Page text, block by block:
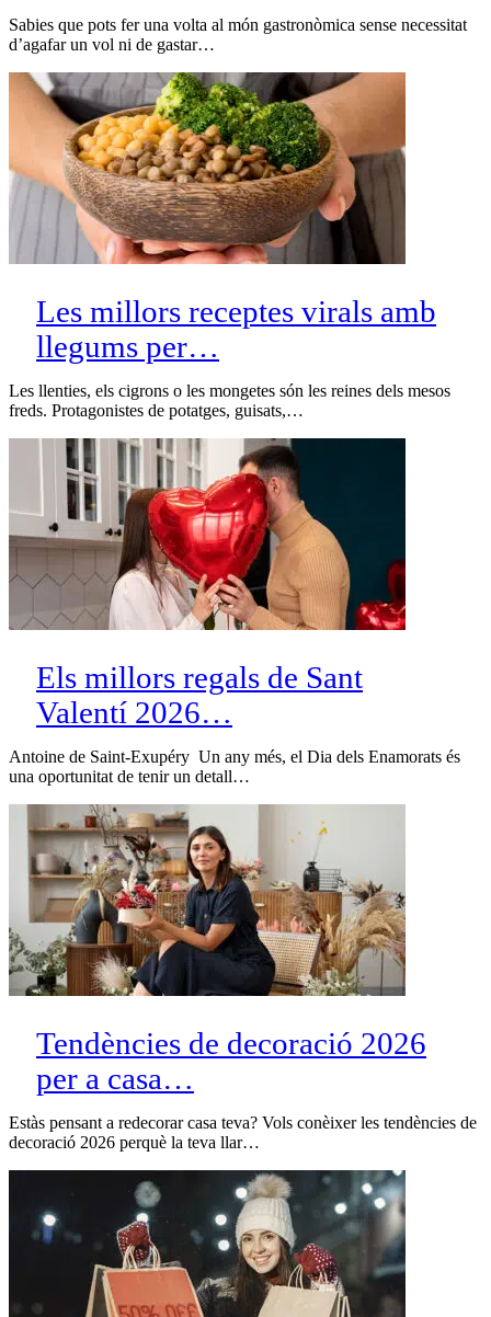
Sabies que pots fer una volta al món gastronòmica sense necessitat
d’agafar un vol ni de gastar…
Les millors receptes virals amb
llegums per…
Les llenties, els cigrons o les mongetes són les reines dels mesos
freds. Protagonistes de potatges, guisats,…
Els millors regals de Sant
Valentí 2026…
Antoine de Saint-Exupéry Un any més, el Dia dels Enamorats és
una oportunitat de tenir un detall…
Tendències de decoració 2026
per a casa…
Estàs pensant a redecorar casa teva? Vols conèixer les tendències de
decoració 2026 perquè la teva llar…